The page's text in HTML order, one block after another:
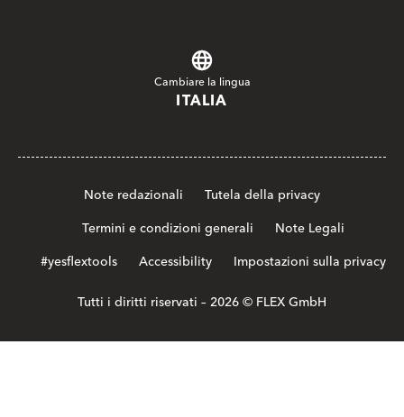
Cambiare la lingua
ITALIA
Note redazionali
Tutela della privacy
Termini e condizioni generali
Note Legali
#yesflextools
Accessibility
Impostazioni sulla privacy
Tutti i diritti riservati – 2026 © FLEX GmbH